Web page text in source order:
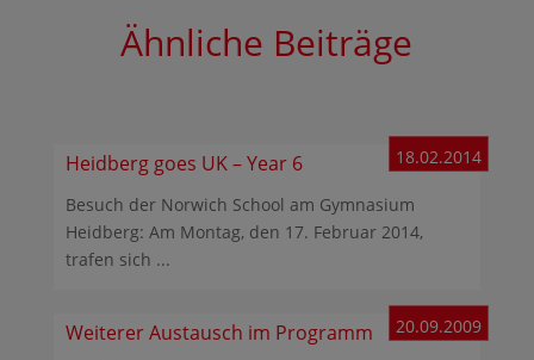
Ähnliche Beiträge
Heidberg goes UK – Year 6 18.02.2014
Besuch der Norwich School am Gymnasium
Heidberg: Am Montag, den 17. Februar 2014,
trafen sich ...
Weiterer Austausch im Programm 20.09.2009